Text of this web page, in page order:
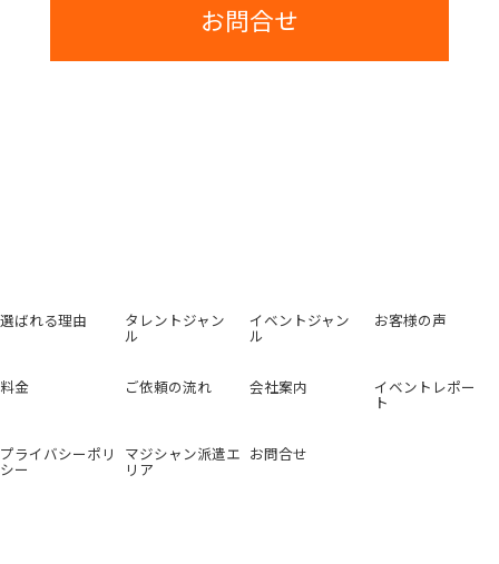
お問合せ
選ばれる理由 タレントジャン
ル
イベントジャン
ル
お客様の声
料金 ご依頼の流れ 会社案内 イベントレポー
ト
プライバシーポリ
シー
マジシャン派遣エ
リア
お問合せ